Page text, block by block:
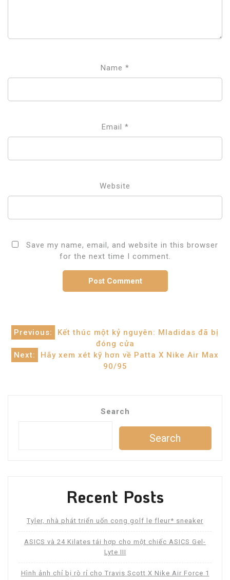
Name *
Email *
Website
Save my name, email, and website in this browser
for the next time I comment.
Post
navigation
Previous:
Kết thúc một kỷ nguyên: MIadidas đã bị
đóng cửa
Next:
Hãy xem xét kỹ hơn về Patta X Nike Air Max
90/95
Search
Search
Recent Posts
Tyler, nhà phát triển uốn cong golf le fleur* sneaker
ASICS và 24 Kilates tái hợp cho một chiếc ASICS Gel-
Lyte III
Hình ảnh chỉ bị rò rỉ cho Travis Scott X Nike Air Force 1